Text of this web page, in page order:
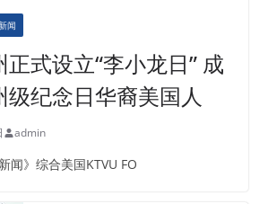
闻
式设立“李小龙日” 成
级纪念日华裔美国人
admin
闻》综合美国KTVU FO